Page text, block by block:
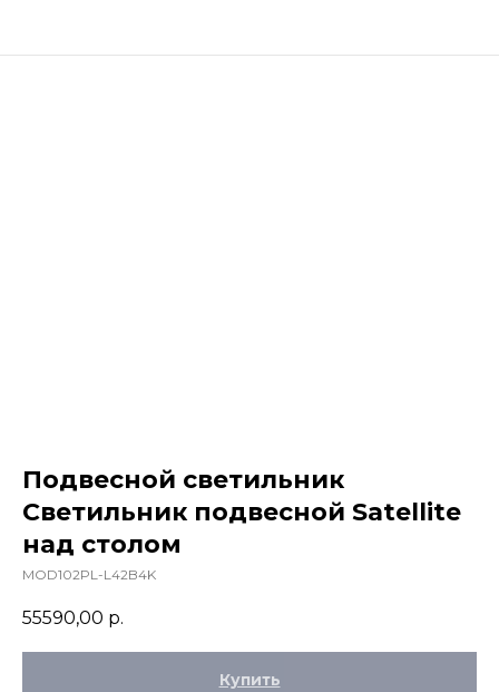
Подвесной светильник
Светильник подвесной Satellite
над столом
MOD102PL-L42B4K
55590,00 р.
Купить